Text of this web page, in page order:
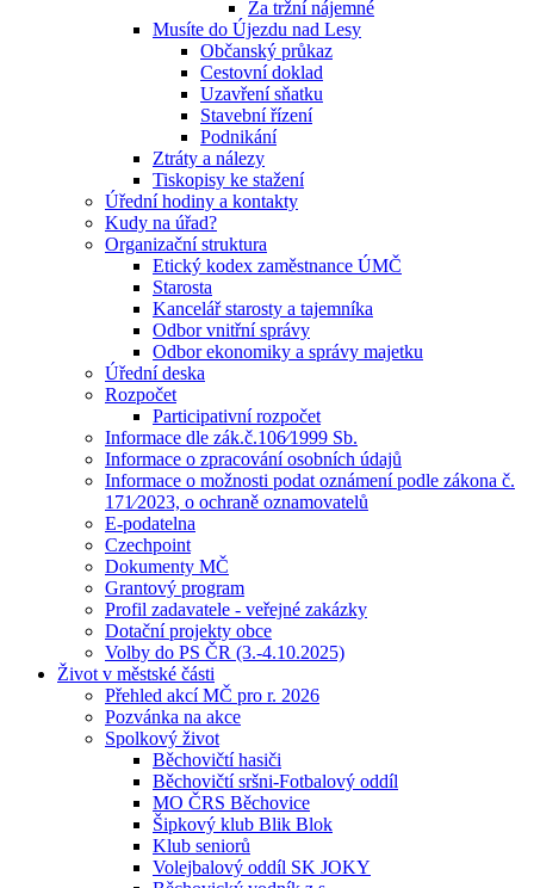
Za tržní nájemné
Musíte do Újezdu nad Lesy
Občanský průkaz
Cestovní doklad
Uzavření sňatku
Stavební řízení
Podnikání
Ztráty a nálezy
Tiskopisy ke stažení
Úřední hodiny a kontakty
Kudy na úřad?
Organizační struktura
Etický kodex zaměstnance ÚMČ
Starosta
Kancelář starosty a tajemníka
Odbor vnitřní správy
Odbor ekonomiky a správy majetku
Úřední deska
Rozpočet
Participativní rozpočet
Informace dle zák.č.106⁄1999 Sb.
Informace o zpracování osobních údajů
Informace o možnosti podat oznámení podle zákona č.
171⁄2023, o ochraně oznamovatelů
E-podatelna
Czechpoint
Dokumenty MČ
Grantový program
Profil zadavatele - veřejné zakázky
Dotační projekty obce
Volby do PS ČR (3.-4.10.2025)
Život v městské části
Přehled akcí MČ pro r. 2026
Pozvánka na akce
Spolkový život
Běchovičtí hasiči
Běchovičtí sršni-Fotbalový oddíl
MO ČRS Běchovice
Šipkový klub Blik Blok
Klub seniorů
Volejbalový oddíl SK JOKY